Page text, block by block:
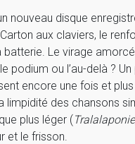
nouveau disque
aux claviers, le
batterie. Le virage
podium ou l’au-delà ?
encore une fois et
limpidité des chansons
plus léger (
et le frisson.